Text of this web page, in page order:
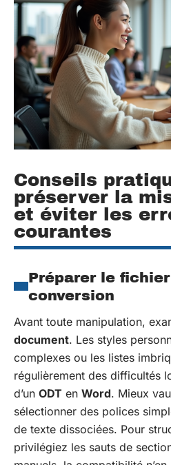
Conseils
préserver la
et éviter les
courantes
Préparer le
conversion
Avant toute manipulation,
document. Les styles
complexes ou les listes
régulièrement des difficultés
d’un ODT en Word. Mieux
sélectionner des polices
de texte dissociées. Pour
privilégiez les sauts de